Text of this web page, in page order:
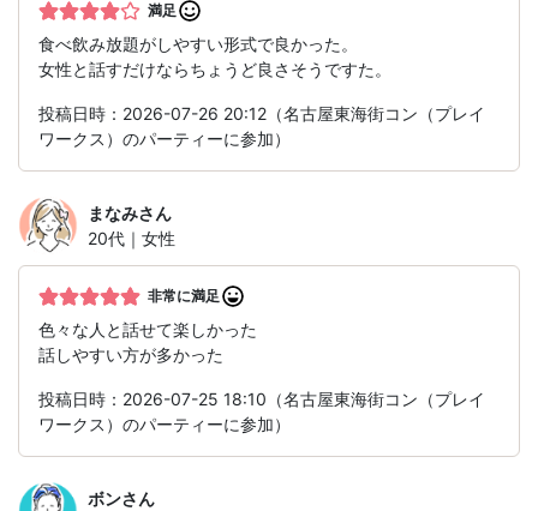
満足
食べ飲み放題がしやすい形式で良かった。
女性と話すだけならちょうど良さそうですた。
投稿日時：2026-07-26 20:12（名古屋東海街コン（プレイ
ワークス）のパーティーに参加）
まなみさん
20代｜女性
非常に満足
色々な人と話せて楽しかった
話しやすい方が多かった
投稿日時：2026-07-25 18:10（名古屋東海街コン（プレイ
ワークス）のパーティーに参加）
ボンさん